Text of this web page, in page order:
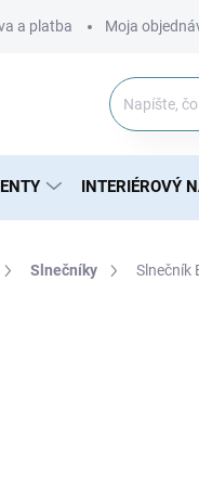
a platba Moja
INTERIÉROVÝ
Slnečníky Slnečník